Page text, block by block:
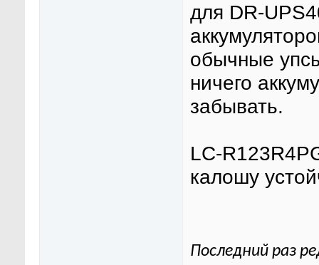
для DR-
обычные
ничего
забывать.
LC-
калошу
Последний раз